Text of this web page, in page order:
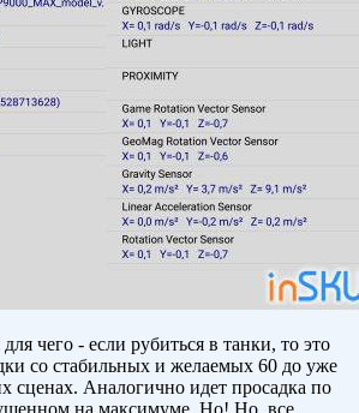
чего - если рубиться в танки, то это
со стабильных и желаемых 60 до уже
сценах. Аналогично идет просадка по